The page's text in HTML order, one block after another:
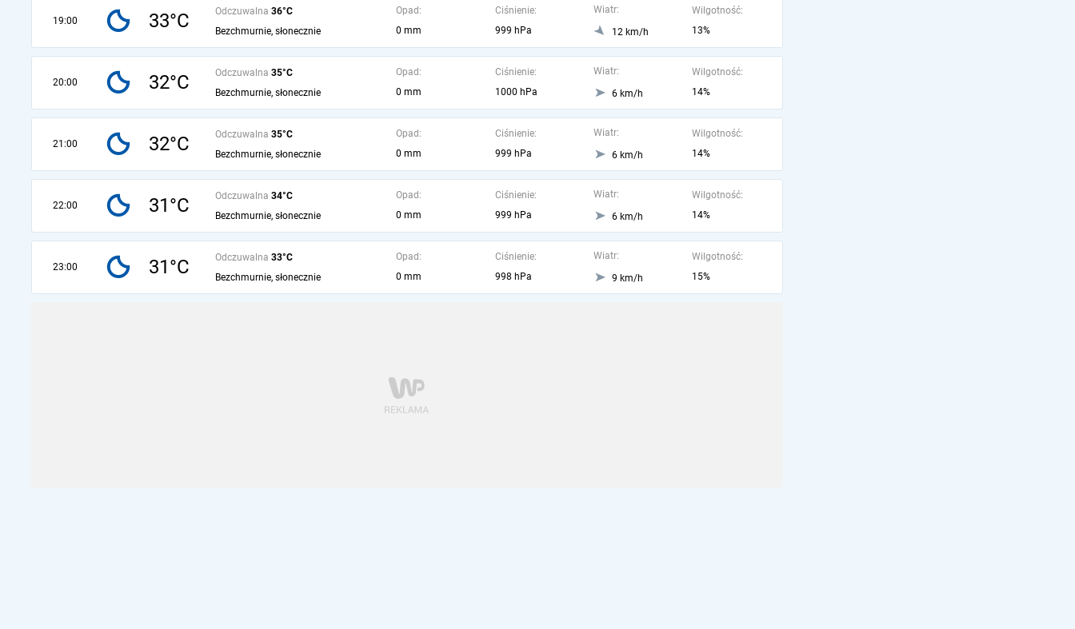
19:00 33°C Odczuwalna 36°C
Bezchmurnie, słonecznie
Opad:
0 mm
Ciśnienie:
999 hPa
Wiatr:
12 km/h
Wilgotność:
13%
20:00 32°C Odczuwalna 35°C
Bezchmurnie, słonecznie
Opad:
0 mm
Ciśnienie:
1000 hPa
Wiatr:
6 km/h
Wilgotność:
14%
21:00 32°C Odczuwalna 35°C
Bezchmurnie, słonecznie
Opad:
0 mm
Ciśnienie:
999 hPa
Wiatr:
6 km/h
Wilgotność:
14%
22:00 31°C Odczuwalna 34°C
Bezchmurnie, słonecznie
Opad:
0 mm
Ciśnienie:
999 hPa
Wiatr:
6 km/h
Wilgotność:
14%
23:00 31°C Odczuwalna 33°C
Bezchmurnie, słonecznie
Opad:
0 mm
Ciśnienie:
998 hPa
Wiatr:
9 km/h
Wilgotność:
15%